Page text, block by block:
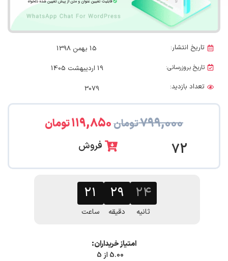
تاریخ انتشار: 15 بهمن 1398
تاریخ بروزرسانی:
19 اردیبهشت 1405
تعداد بازدید:
3079
۷۹۹,۰۰۰تومان۱۱۹,۸۵۰تومان
72 فروش
۲۱
ساعت
۲۹
دقیقه
۲۳
ثانیه
امتیاز خریداران:
5.00 از 5